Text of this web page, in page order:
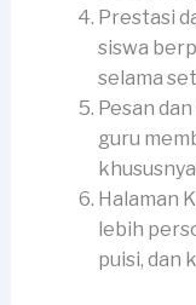
Prestasi
siswa
selama
Pesan
guru
Halaman
lebih
puisi, dan